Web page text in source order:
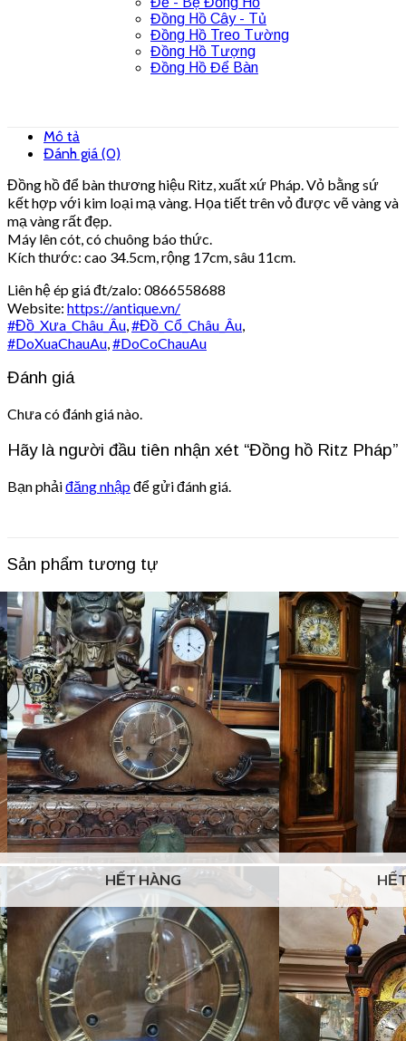
Đồng Hồ Cây - Tủ
Đồng Hồ Treo Tường
Đồng Hồ Tượng
Đồng Hồ Để Bàn
Mô tả
Đánh giá (0)
Đồng hồ để bàn thương hiệu Ritz, xuất xứ Pháp. Vỏ bằng sứ
kết hợp với kim loại mạ vàng. Họa tiết trên vỏ được vẽ vàng và
mạ vàng rất đẹp.
Máy lên cót, có chuông báo thức.
Kích thước: cao 34.5cm, rộng 17cm, sâu 11cm.
Liên hệ ép giá đt/zalo: 0866558688
Website: https://antique.vn/
#Đồ_Xưa_Châu_Âu #Đồ_Cổ_Châu_Âu
#DoXuaChauAu #DoCoChauAu
Đánh giá
Chưa có đánh giá nào.
Hãy là người đầu tiên nhận xét “Đồng hồ Ritz Pháp”
Bạn phảiđăng nhậpđể gửi đánh giá.
Sản phẩm tương tự
HẾT HÀNG